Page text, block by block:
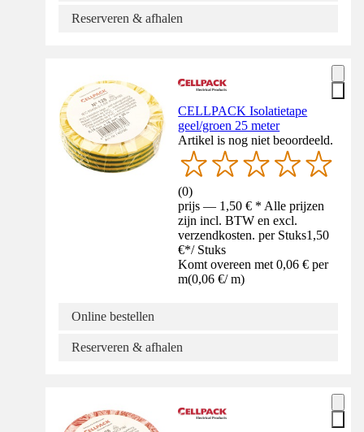
Reserveren & afhalen
CELLPACK Isolatietape
geel/groen 25 meter
Artikel is nog niet beoordeeld.
(0)
prijs — 1,50 € * Alle prijzen
zijn incl. BTW en excl.
verzendkosten. per Stuks1,50
€*/ Stuks
Komt overeen met 0,06 € per
m(0,06 €/ m)
Online bestellen
Reserveren & afhalen